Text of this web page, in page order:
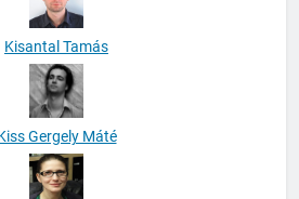
Kisantal Tamás
Gergely Máté